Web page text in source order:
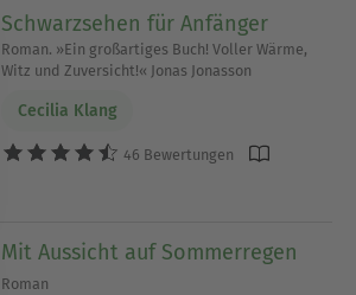
Schwarzsehen für Anfänger
Roman. »Ein großartiges Buch! Voller Wärme,
Witz und Zuversicht!« Jonas Jonasson
Cecilia Klang
46 Bewertungen
Mit Aussicht auf Sommerregen
Roman